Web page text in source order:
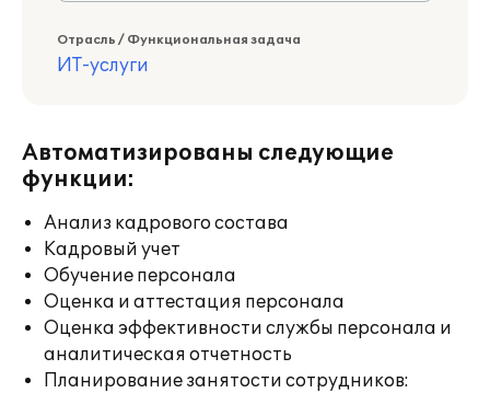
Отрасль / Функциональная задача
ИТ-услуги
Автоматизированы следующие
функции:
Анализ кадрового состава
Кадровый учет
Обучение персонала
Оценка и аттестация персонала
Оценка эффективности службы персонала и
аналитическая отчетность
Планирование занятости сотрудников: